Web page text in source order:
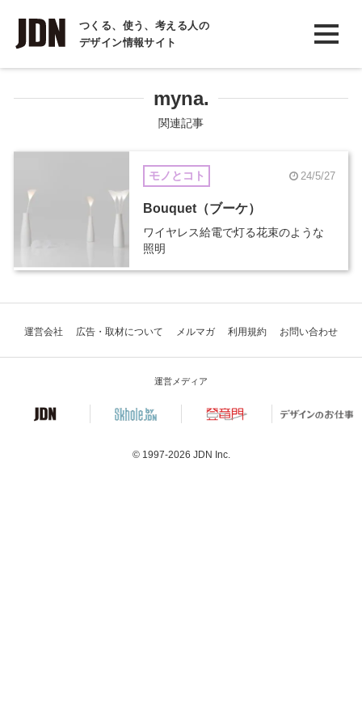
つくる、使う、考える人の
デザイン情報サイト
INTERVIEW
インタビュー
COLUMN
myna.
関連記事
モノとコト 24/5/27
Bouquet（ブーケ）
ワイヤレス給電で灯る花束のような
照明
運営会社 広告・取材について メルマガ 利用規約 お問い合わせ
運営メディア
© 1997-2026 JDN Inc.